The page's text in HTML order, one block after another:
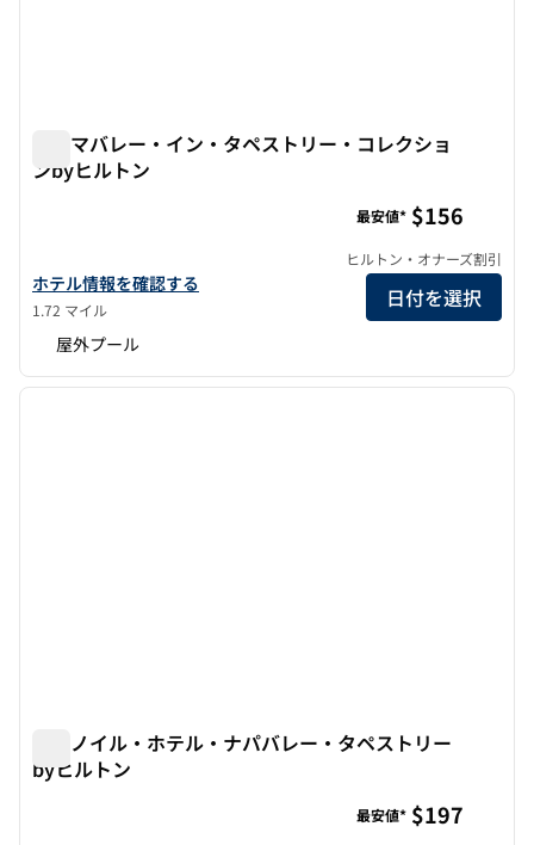
ソノマバレー・イン・タペストリー・コレクショ
ンbyヒルトン
ソノマバレー・イン・タペストリー・コレクションbyヒルトンの
ホテル情報を確認する
1.72 マイル
最安値* $156
ヒルトン・オナーズ割引
日付を選択
屋外プール
1/12
1/12
次の
ザ・ノイル・ホテル・ナパバレー・タペストリー
byヒルトン
最安値* $197